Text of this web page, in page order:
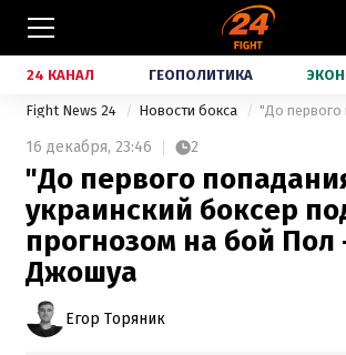
24 КАНАЛ ГЕОПОЛИТИКА
Fight News 24 Новости бокса
16 декабря, 23:46 2
"До первого
украинский боксер
прогнозом на бой Пол
Джошуа
Егор Торяник